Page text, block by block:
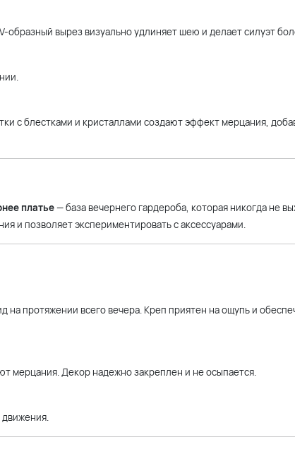
вырез визуально удлиняет шею и делает силуэт
с блестками и кристаллами создают эффект мерцания,
платье— база вечернего гардероба, которая никогда не
и позволяет экспериментировать с аксессуарами.
протяжении всего вечера. Креп приятен на ощупь и
мерцания. Декор надежно закреплен и не осыпается.
движения.